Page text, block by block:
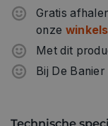
Gratis
onze winkels
Met dit
Bij De
Technische